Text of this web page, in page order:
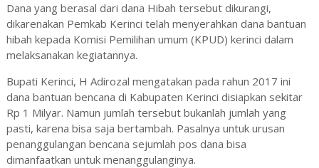
Dana yang berasal dari dana Hibah tersebut dikurangi,
dikarenakan Pemkab Kerinci telah menyerahkan dana bantuan
hibah kepada Komisi Pemilihan umum (KPUD) kerinci dalam
melaksanakan kegiatannya.
Bupati Kerinci, H Adirozal mengatakan pada rahun 2017 ini
dana bantuan bencana di Kabupaten Kerinci disiapkan sekitar
Rp 1 Milyar. Namun jumlah tersebut bukanlah jumlah yang
pasti, karena bisa saja bertambah. Pasalnya untuk urusan
penanggulangan bencana sejumlah pos dana bisa
dimanfaatkan untuk menanggulanginya.